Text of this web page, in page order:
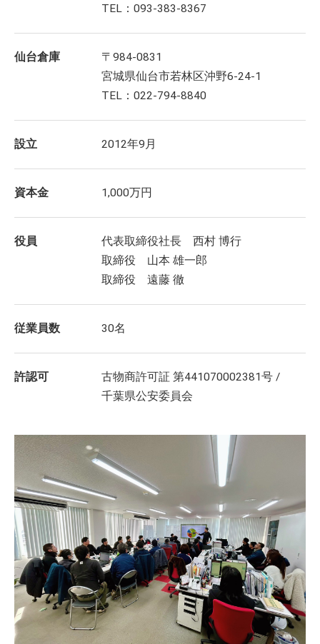
TEL：093-383-8367
仙台倉庫
〒984-0831
宮城県仙台市若林区沖野6-24-1
TEL：022-794-8840
設立 2012年9月
資本金 1,000万円
役員
代表取締役社長 西村 博行
取締役 山本 雄一郎
取締役 遠藤 徹
従業員数 30名
許認可
古物商許可証 第441070002381号 /
千葉県公安委員会